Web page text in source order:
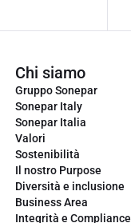
Chi siamo
Gruppo Sonepar
Sonepar Italy
Sonepar Italia
Valori
Sostenibilità
Il nostro Purpose
Diversità e inclusione
Business Area
Integrità e Compliance